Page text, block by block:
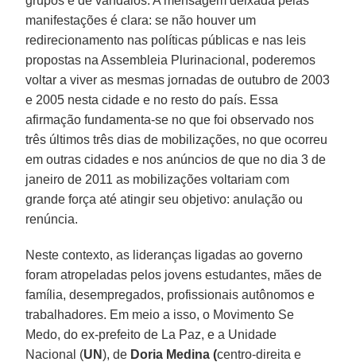
manifestações é clara: se não houver um
redirecionamento nas políticas públicas e nas leis
propostas na Assembleia Plurinacional, poderemos
voltar a viver as mesmas jornadas de outubro de 2003
e 2005 nesta cidade e no resto do país. Essa
afirmação fundamenta-se no que foi observado nos
três últimos três dias de mobilizações, no que ocorreu
em outras cidades e nos anúncios de que no dia 3 de
janeiro de 2011 as mobilizações voltariam com
grande força até atingir seu objetivo: anulação ou
renúncia.
Neste contexto, as lideranças ligadas ao governo
foram atropeladas pelos jovens estudantes, mães de
família, desempregados, profissionais autônomos e
trabalhadores. Em meio a isso, o Movimento Se
Medo, do ex-prefeito de La Paz, e a Unidade
Nacional (UN), de Doria Medina (centro-direita e